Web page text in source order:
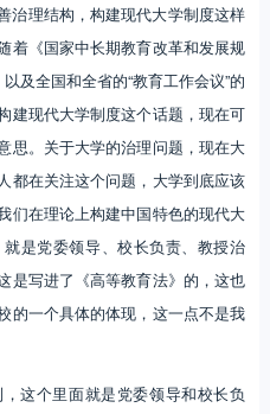
理结构，构建现代大学制度这样
着《国家中长期教育改革和发展规
及全国和全省的“教育工作会议”的
建现代大学制度这个话题，现在可
思。关于大学的治理问题，现在大
都在关注这个问题，大学到底应该
们在理论上构建中国特色的现代大
是党委领导、校长负责、教授治
是写进了《高等教育法》的，这也
的一个具体的体现，这一点不是我
个里面就是党委领导和校长负